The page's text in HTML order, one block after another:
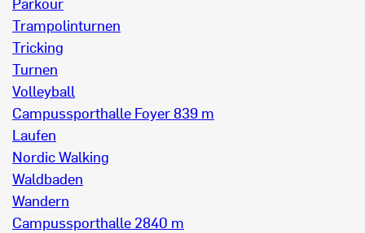
Trampolinturnen
Tricking
Turnen
Volleyball
Campussporthalle Foyer 839 m
Laufen
Nordic Walking
Waldbaden
Wandern
Campussporthalle 2840 m